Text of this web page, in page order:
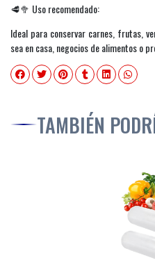
🥩🥦 Uso recomendado:
Ideal para conservar carnes, frutas,
sea en casa, negocios de alimentos o
TAMBIÉN